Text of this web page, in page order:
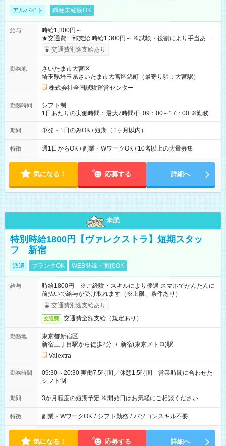
アルバイト 職種未経験OK
給与
時給1,300円～
★交通費一部支給 時給1,300円～ ※試験・役割により手当あり
※勤務回数により昇給あり 【即給（前払い）オプションあ
り！】 希望される場合、勤務から1週間ほどで給与の一部を受け
例】 ・河合塾模擬試験 8:30～17:30（休憩1時間） 時給1,300円
×8時間＝日収10,400円＋交通費 ※当日の役割により時給＋100
円の場合あり ・国家試験 7:00～13:30（休憩なし） 時給1,300
円（役割手当＋100円）×6時間＝日収8,400円＋交通費 【試用期
間】試用期間なし
交通費別途支給あり
勤務地
さいたま市大宮区
埼玉県埼玉県さいたま市大宮区錦町（最寄り駅：大宮駅）
株式会社全国試験運営センター
勤務時間
シフト制
1日あたりの実働時間：最大7時間/日 09：00～17：00 ※勤務時
間は 試験により異なります。
期間 単発・1日のみOK / 短期（1ヶ月以内）
特徴 週1日からOK / 副業・WワークOK / 10名以上の大量募集
気になる！ 応募する 詳細へ
未読
特別時給1800円【ヴァレクストラ】短期スタッ
フ 新宿
派遣 ブランクOK WEB登録・面接OK
給与
時給1800円 ※ご経験・スキルにより優遇 スマホでかんたんに
前払いで給与が受け取れます（※上限、条件あり）
交通費別途支給あり
交通費 交通費全額支給（規定あり）
勤務地
東京都新宿区
新宿三丁目駅から徒歩2分 / 新宿(東京メトロ)駅
Valextra
勤務時間
09:30～20:30 実働7.5時間／休憩1.5時間 営業時間に合わせた
シフト制
期間 3か月程度の短期予定 ※開始日はお気軽にご相談ください
特徴 副業・WワークOK / シフト勤務 / パソコンスキル不要
気になる！ 応募する 詳細へ